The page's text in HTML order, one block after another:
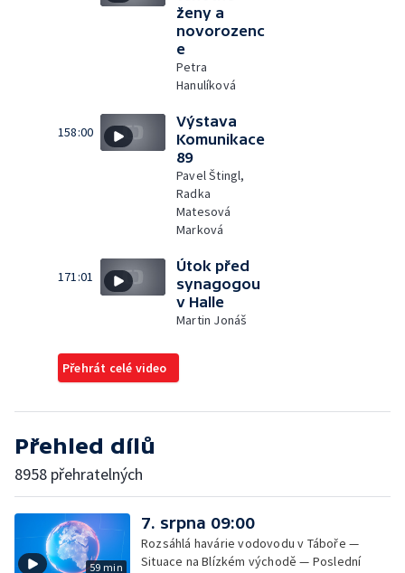
ženy a
novorozenc
e
Petra
Hanulíková
158:00
Výstava
Komunikace
89
Pavel Štingl,
Radka
Matesová
Marková
171:01
Útok před
synagogou
v Halle
Martin Jonáš
Přehrát celé video
Přehled dílů
8958 přehratelných
59 min
7. srpna 09:00
Rozsáhlá havárie vodovodu v Táboře —
Situace na Blízkém východě — Poslední